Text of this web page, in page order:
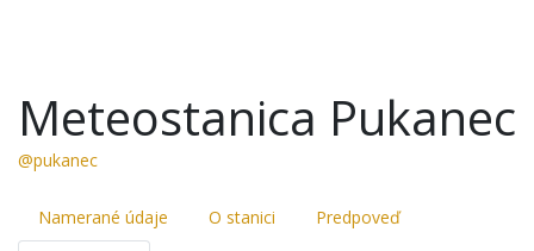
Meteostanica Pukanec
@pukanec
Namerané údaje O stanici Predpoveď